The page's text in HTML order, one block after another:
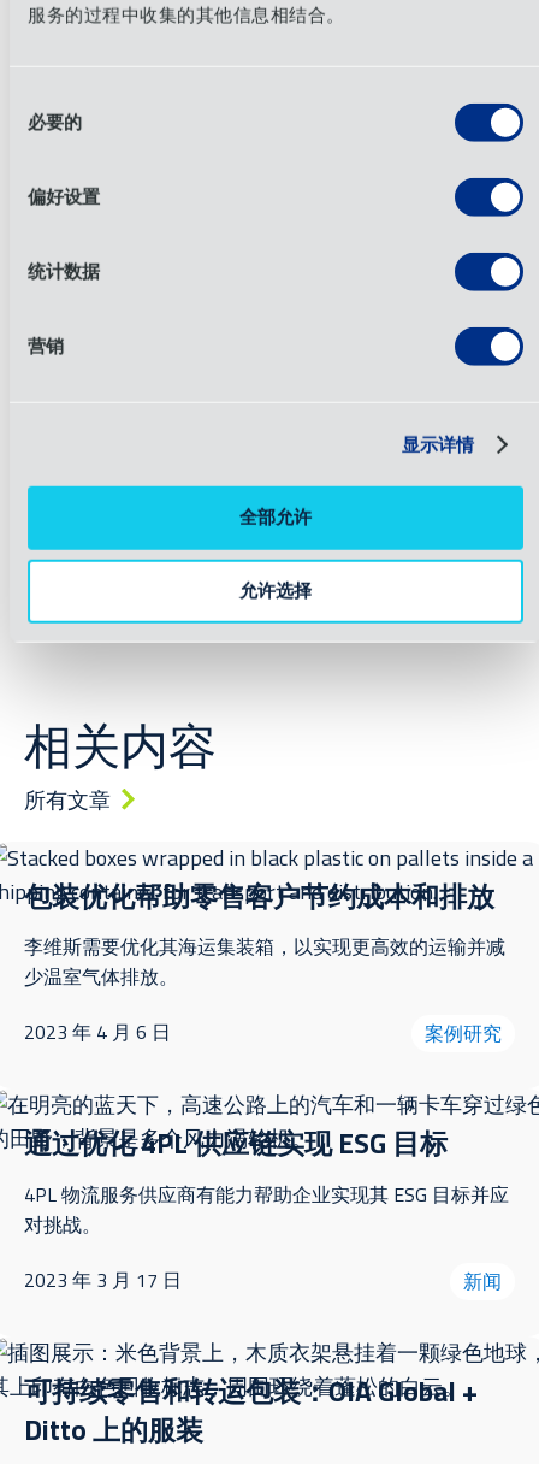
服务的过程中收集的其他信息相结合。
必要的
偏好设置
统计数据
营销
显示详情
全部允许
允许选择
包含物流、管理材料、包装优化、
数据安全、环境治理、员工参与、安全等方面的绩
立即阅读
相关内容
所有文章
包装优化帮助零售客户节约成本和排放
李维斯需要优化其海运集装箱，以实现更高效的运输并减
少温室气体排放。
2023 年 4 月 6 日
案例研究
通过优化 4PL 供应链实现 ESG 目标
4PL 物流服务供应商有能力帮助企业实现其 ESG 目标并应
对挑战。
2023 年 3 月 17 日
新闻
可持续零售和转运包装：OIA Global +
Ditto 上的服装